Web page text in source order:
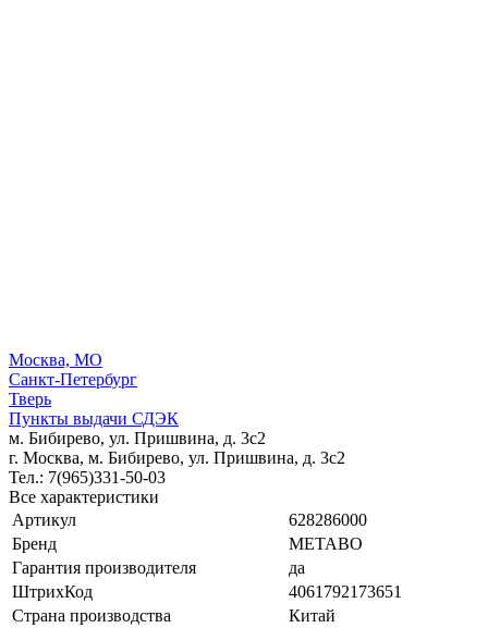
Москва, МО
Санкт-Петербург
Тверь
Пункты выдачи СДЭК
м. Бибирево, ул. Пришвина, д. 3с2
г. Москва, м. Бибирево, ул. Пришвина, д. 3с2
Тел.: 7(965)331-50-03
Все характеристики
Артикул
628286000
Бренд
METABO
Гарантия производителя
да
ШтрихКод
4061792173651
Страна производства
Китай